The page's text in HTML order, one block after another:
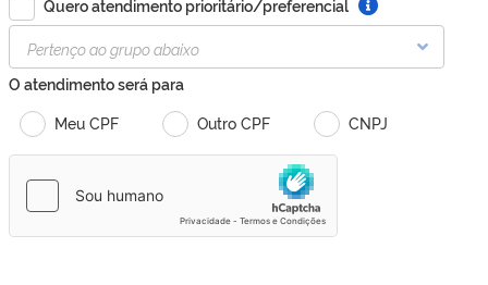
Quero atendimento prioritário/preferencial
O atendimento será para
Meu CPF
Outro CPF CNPJ